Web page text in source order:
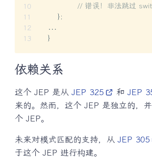
// 错误！非法跳过
};
. . .
}
依赖关系
这个 JEP 是从 JEP 325 和 JEP
来的。然而，这个 JEP 是独立的，
个 JEP。
未来对模式匹配的支持，从 JEP 305
于这个 JEP 进行构建。